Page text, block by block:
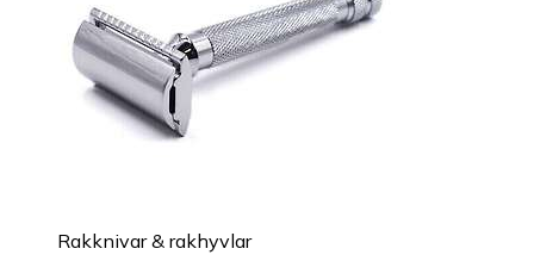
Rakknivar & rakhyvlar